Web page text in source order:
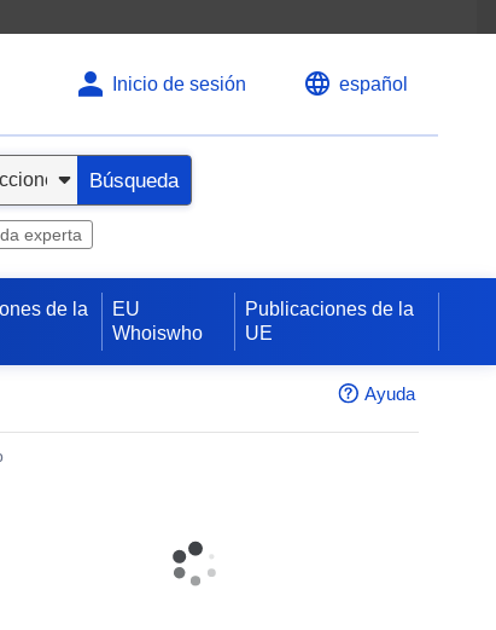
Inicio de sesión español
Búsqueda
experta
de la
EU
Whoiswho
Publicaciones de la
UE
Ayuda